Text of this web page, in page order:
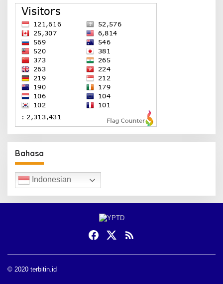
Bahasa
Indonesian
© 2020 terbitin.id